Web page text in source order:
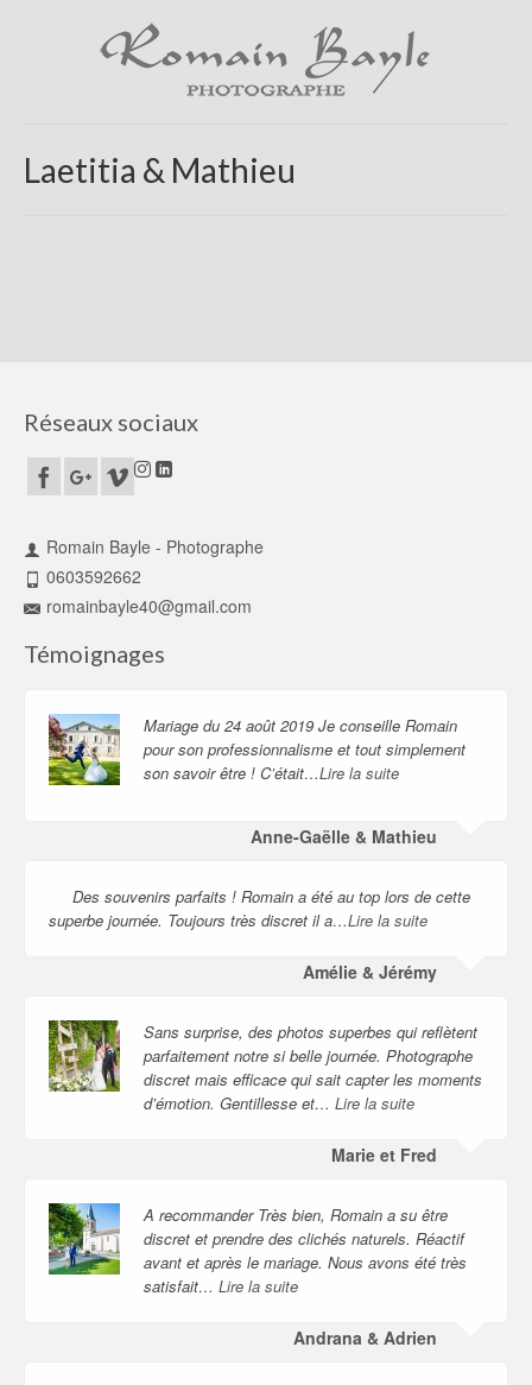
Laetitia & Mathieu
Réseaux sociaux
Romain Bayle - Photographe
0603592662
romainbayle40@gmail.com
Témoignages
Mariage du 24 août 2019 Je conseille Romain
pour son professionnalisme et tout simplement
son savoir être ! C’était…Lire la suite
Anne-Gaëlle & Mathieu
Des souvenirs parfaits ! Romain a été au top lors de cette
superbe journée. Toujours très discret il a…Lire la suite
Amélie & Jérémy
Sans surprise, des photos superbes qui reflètent
parfaitement notre si belle journée. Photographe
discret mais efficace qui sait capter les moments
d’émotion. Gentillesse et… Lire la suite
Marie et Fred
A recommander Très bien, Romain a su être
discret et prendre des clichés naturels. Réactif
avant et après le mariage. Nous avons été très
satisfait… Lire la suite
Andrana & Adrien